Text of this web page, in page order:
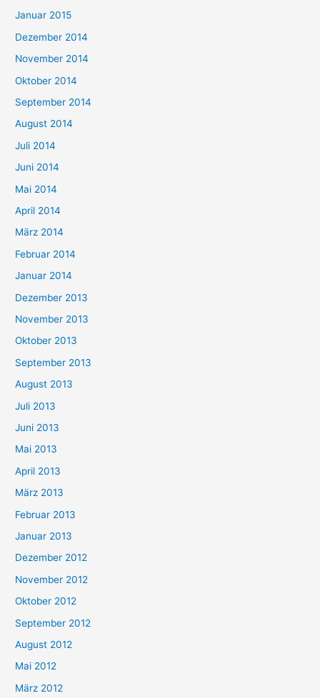
Januar 2015
Dezember 2014
November 2014
Oktober 2014
September 2014
August 2014
Juli 2014
Juni 2014
Mai 2014
April 2014
März 2014
Februar 2014
Januar 2014
Dezember 2013
November 2013
Oktober 2013
September 2013
August 2013
Juli 2013
Juni 2013
Mai 2013
April 2013
März 2013
Februar 2013
Januar 2013
Dezember 2012
November 2012
Oktober 2012
September 2012
August 2012
Mai 2012
März 2012